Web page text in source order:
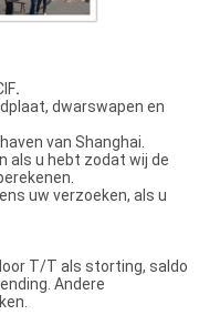
.
dwarswapen en
van Shanghai.
als u hebt zodat wij de
uw verzoeken, als u
T/T als storting, saldo
Andere